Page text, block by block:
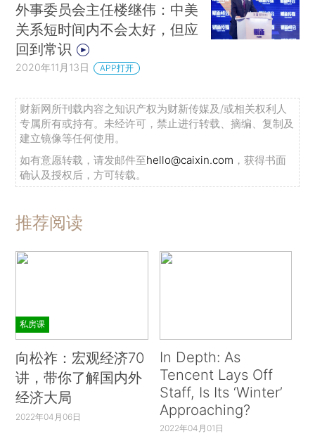
外事委员会主任楼继伟：中美
关系短时间内不会太好，但应
回到常识
2020年11月13日 APP打开
财新网所刊载内容之知识产权为财新传媒及/或相关权利人
专属所有或持有。未经许可，禁止进行转载、摘编、复制及
建立镜像等任何使用。
如有意愿转载，请发邮件至hello@caixin.com ，获得书面
确认及授权后，方可转载。
推荐阅读
私房课
向松祚：宏观经济70
讲，带你了解国内外
经济大局
2022年04月06日
In Depth: As
Tencent Lays Off
Staff, Is Its ‘Winter’
Approaching?
2022年04月01日